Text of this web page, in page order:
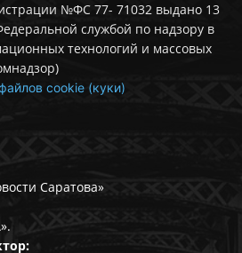
№ФС 77- 71032 выдано 13
службой по надзору в
технологий и массовых
cookie (куки)
Саратова»